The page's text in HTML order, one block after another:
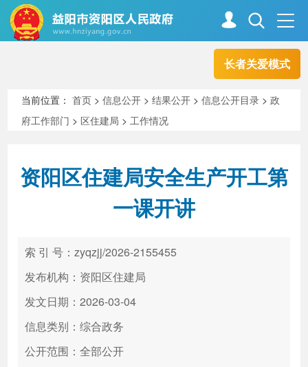
长者关爱模式
走进资阳
新闻中心 解读回应
政务服务
高效办成一件事
当前位置：首页 >信息公开 >结果公开 >信息公开目录 >政
府工作部门 > 区住建局 >工作情况
资阳区住建局安全生产开工第
一课开讲
索 引 号：zyqzjj/2026-2155455
发布机构：资阳区住建局
发文日期：2026-03-04
信息类别：综合政务
公开范围：全部公开